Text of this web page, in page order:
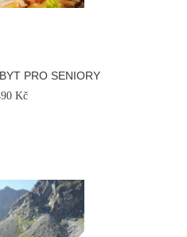
PRO SENIORY
Kč